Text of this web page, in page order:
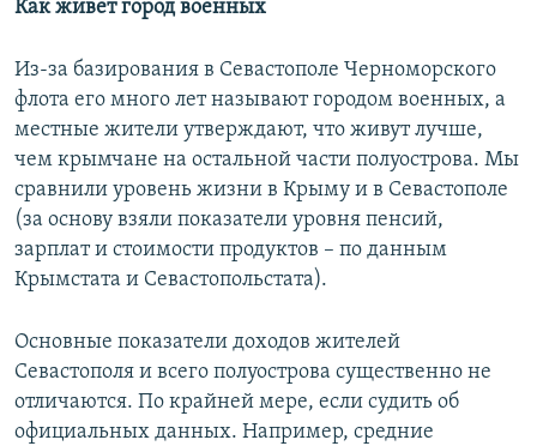
Как живет город военных
Из-за базирования в Севастополе Черноморского
флота его много лет называют городом военных, а
местные жители утверждают, что живут лучше,
чем крымчане на остальной части полуострова. Мы
сравнили уровень жизни в Крыму и в Севастополе
(за основу взяли показатели уровня пенсий,
зарплат и стоимости продуктов – по данным
Крымстата и Севастопольстата).
Основные показатели доходов жителей
Севастополя и всего полуострова существенно не
отличаются. По крайней мере, если судить об
официальных данных. Например, средние